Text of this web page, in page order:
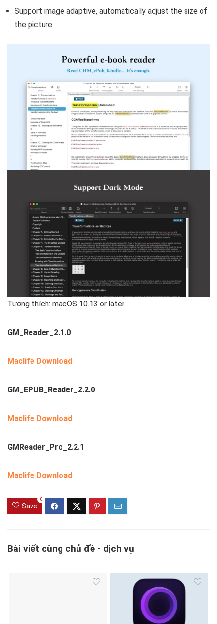
Support image adaptive, automatically adjust the size of
the picture.
Tương thích: macOS 10.13 or later
GM_Reader_2.1.0
Maclife Download
GM_EPUB_Reader_2.2.0
Maclife Download
GMReader_Pro_2.2.1
Maclife Download
Save
0
Bài viết cùng chủ đề - dịch vụ